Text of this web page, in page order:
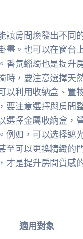
讓房間煥發出不同
畫。也可以在窗台
香氛蠟燭也是提升
時，要注意選擇天
以利用收納盒、置
要注意選擇與房間
選擇金屬收納盒，
例如，可以选择遮
至可以更換精緻的門
才是提升房間質感
適用對象